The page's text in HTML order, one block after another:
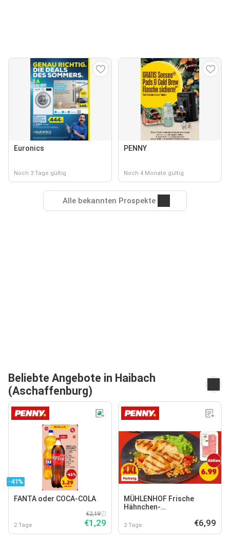
Euronics
Noch 3 Tage gültig
PENNY
Noch 4 Monate gültig
Alle bekannten Prospekte
Beliebte Angebote in Haibach
(Aschaffenburg)
-41%
FANTA oder COCA-COLA
2 Tage
€2,19
€1,29
MÜHLENHOF Frische
Hähnchen-
2 Tage €6,99